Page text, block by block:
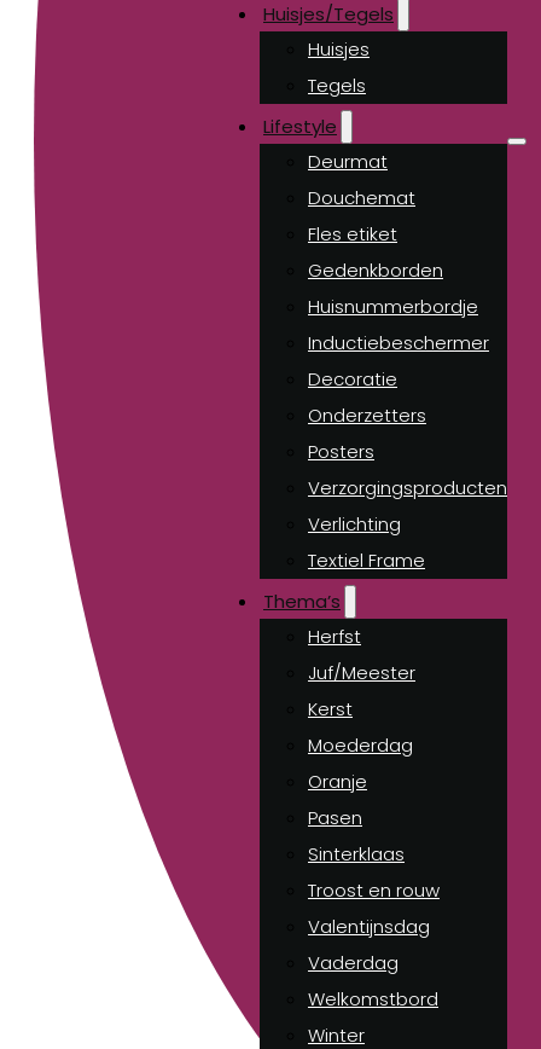
Huisjes/Tegels
Huisjes
Tegels
Lifestyle
Deurmat
Douchemat
Fles etiket
Gedenkborden
Huisnummerbordje
Inductiebeschermer
Decoratie
Onderzetters
Posters
Verzorgingsproducten
Verlichting
Textiel Frame
Thema’s
Herfst
Juf/Meester
Kerst
Moederdag
Oranje
Pasen
Sinterklaas
Troost en rouw
Valentijnsdag
Vaderdag
Welkomstbord
Winter